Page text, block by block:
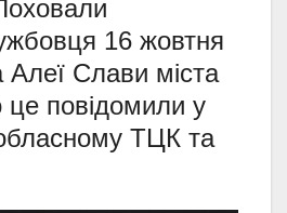
16 жовтня
Алеї Слави міста
повідомили у
ТЦК та